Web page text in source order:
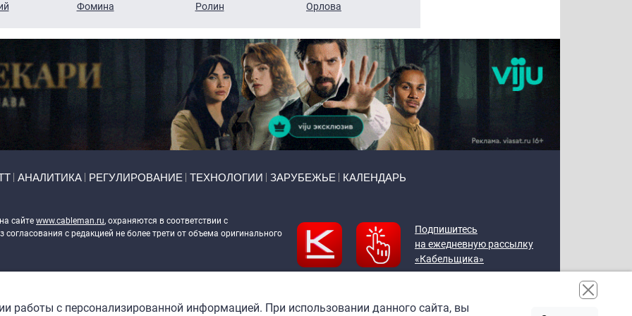
Фомина Ролин Орлова
АНАЛИТИКА РЕГУЛИРОВАНИЕ ТЕХНОЛОГИИ ЗАРУБЕЖЬЕ КАЛЕНДАРЬ
сайте www.cableman.ru, охраняются в соответствии с
с редакцией не более трети от объема оригинального
Подпишитесь
на ежедневную рассылку
«Кабельщика»
работы с персонализированной информацией. При использовании данного сайта, вы